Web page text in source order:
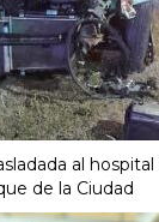
al
de la Ciudad